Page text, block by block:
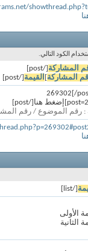
الكود التالي.
المشاركة [/post]
المشاركة] القيمة [/post]
رقم الموضوع / رقم
[/list]
الأولى
الثانية